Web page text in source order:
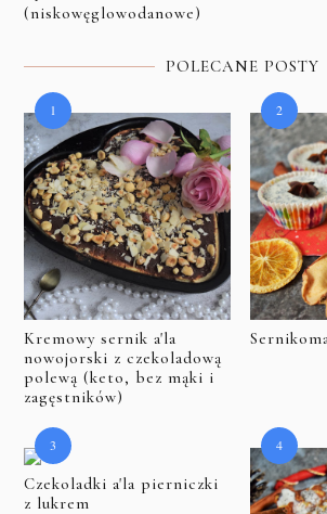
(niskowęglowodanowe)
POLECANE POSTY
Kremowy sernik a'la
nowojorski z czekoladową
polewą (keto, bez mąki i
zagęstników)
Czekoladki a'la pierniczki
z lukrem